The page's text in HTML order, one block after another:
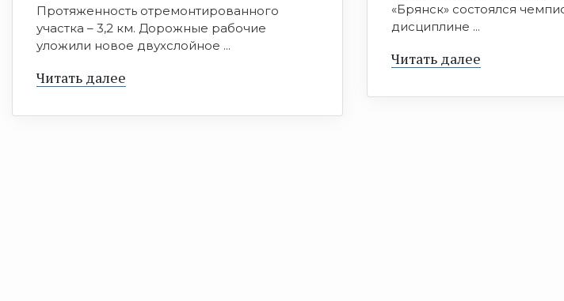
Протяженность отремонтированного
участка – 3,2 км. Дорожные рабочие
уложили новое двухслойное ...
Читать далее
«Брянск» состоялся
дисциплине ...
Читать далее